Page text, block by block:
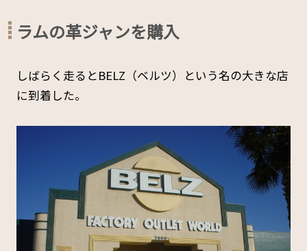
ラムの革ジャンを購入
しばらく走るとBELZ（ベルツ）という名の大きな店
に到着した。